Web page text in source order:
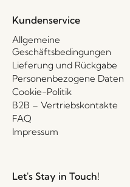
Kundenservice
Allgemeine
Geschäftsbedingungen
Lieferung und Rückgabe
Personenbezogene Daten
Cookie-Politik
B2B – Vertriebskontakte
FAQ
Impressum
Let's Stay in Touch!